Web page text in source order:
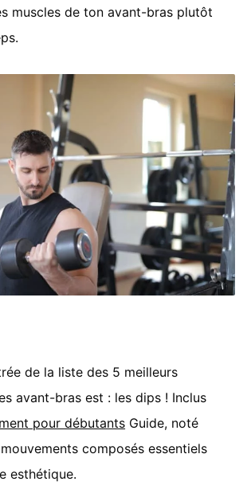
muscles de ton avant-bras plutôt
de la liste des 5 meilleurs
avant-bras est : les dips ! Inclus
pour débutants Guide, noté
composés essentiels
esthétique.